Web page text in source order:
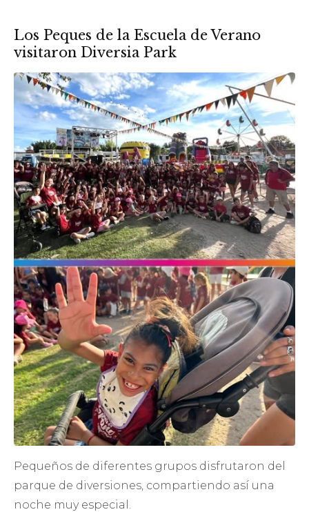
Los Peques de la Escuela de Verano
visitaron Diversia Park
Pequeños de diferentes grupos disfrutaron del
parque de diversiones, compartiendo así una
noche muy especial.